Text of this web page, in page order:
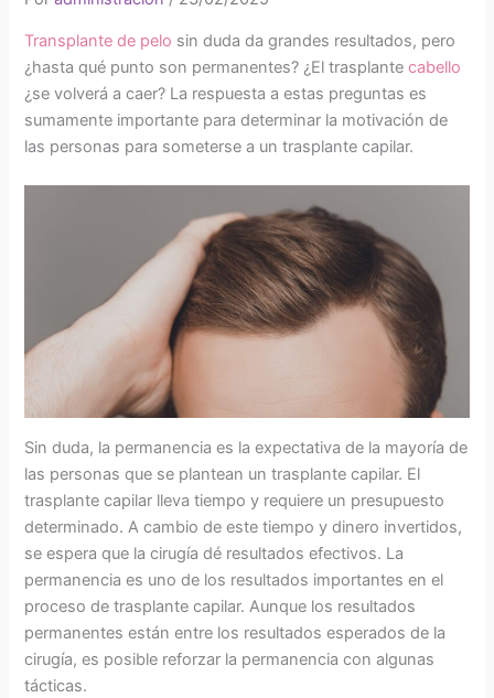
Transplante de pelo sin duda da grandes resultados, pero
¿hasta qué punto son permanentes? ¿El trasplantecabello
¿se volverá a caer? La respuesta a estas preguntas es
sumamente importante para determinar la motivación de
las personas para someterse a un trasplante capilar.
Sin duda, la permanencia es la expectativa de la mayoría de
las personas que se plantean un trasplante capilar. El
trasplante capilar lleva tiempo y requiere un presupuesto
determinado. A cambio de este tiempo y dinero invertidos,
se espera que la cirugía dé resultados efectivos. La
permanencia es uno de los resultados importantes en el
proceso de trasplante capilar. Aunque los resultados
permanentes están entre los resultados esperados de la
cirugía, es posible reforzar la permanencia con algunas
tácticas.